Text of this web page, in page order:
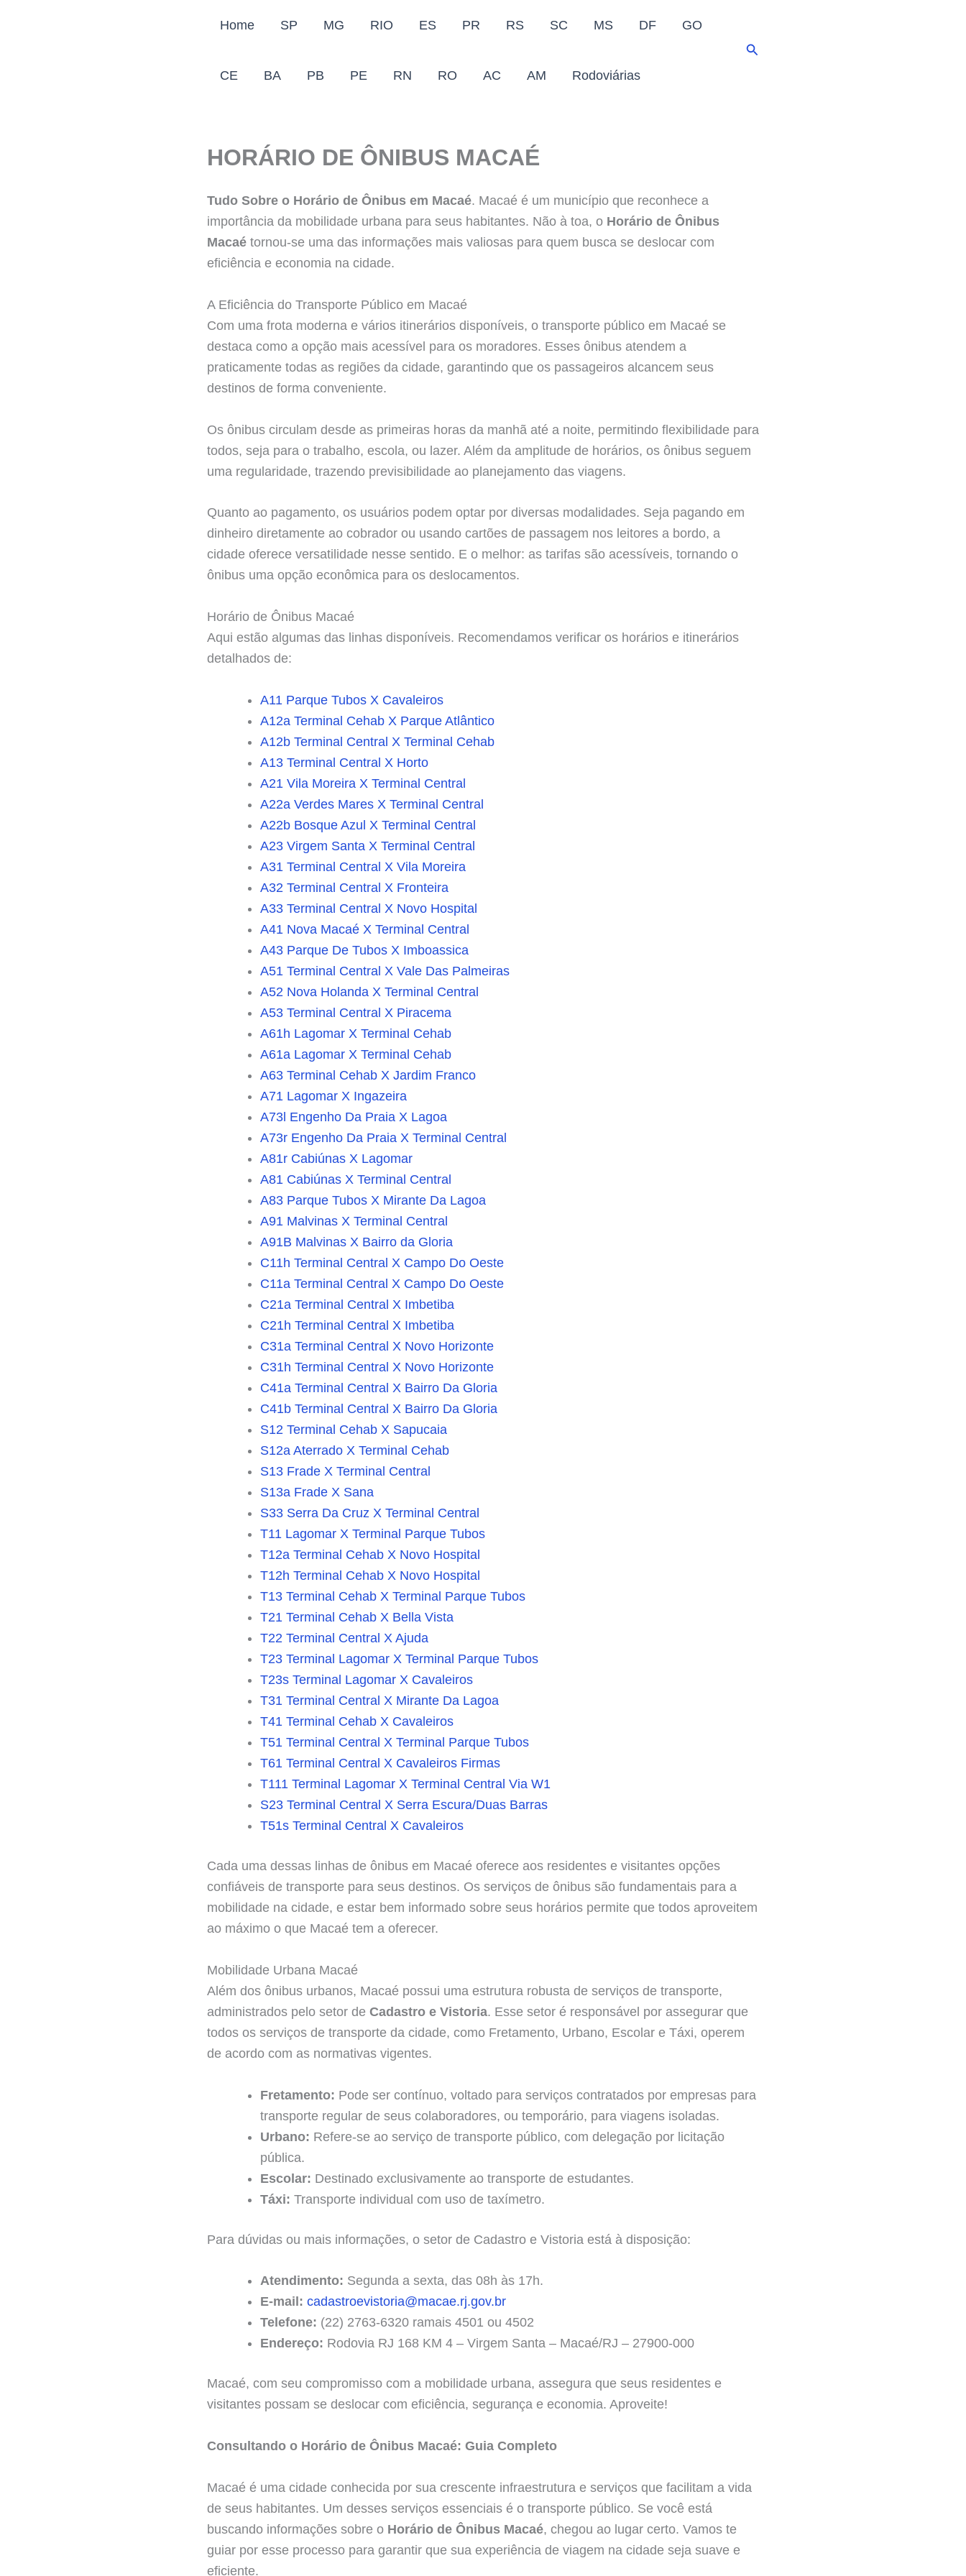
Home SP MG RIO ES PR RS SC MS DF GO
CE BA PB PE RN RO AC AM Rodoviárias
Pesquisar
HORÁRIO DE ÔNIBUS MACAÉ
Tudo Sobre o Horário de Ônibus em Macaé. Macaé é um município que reconhece a
importância da mobilidade urbana para seus habitantes. Não à toa, o Horário de Ônibus
Macaé tornou-se uma das informações mais valiosas para quem busca se deslocar com
eficiência e economia na cidade.
A Eficiência do Transporte Público em Macaé
Com uma frota moderna e vários itinerários disponíveis, o transporte público em Macaé se
destaca como a opção mais acessível para os moradores. Esses ônibus atendem a
praticamente todas as regiões da cidade, garantindo que os passageiros alcancem seus
destinos de forma conveniente.
Os ônibus circulam desde as primeiras horas da manhã até a noite, permitindo flexibilidade para
todos, seja para o trabalho, escola, ou lazer. Além da amplitude de horários, os ônibus seguem
uma regularidade, trazendo previsibilidade ao planejamento das viagens.
Quanto ao pagamento, os usuários podem optar por diversas modalidades. Seja pagando em
dinheiro diretamente ao cobrador ou usando cartões de passagem nos leitores a bordo, a
cidade oferece versatilidade nesse sentido. E o melhor: as tarifas são acessíveis, tornando o
ônibus uma opção econômica para os deslocamentos.
Horário de Ônibus Macaé
Aqui estão algumas das linhas disponíveis. Recomendamos verificar os horários e itinerários
detalhados de:
A11 Parque Tubos X Cavaleiros
A12a Terminal Cehab X Parque Atlântico
A12b Terminal Central X Terminal Cehab
A13 Terminal Central X Horto
A21 Vila Moreira X Terminal Central
A22a Verdes Mares X Terminal Central
A22b Bosque Azul X Terminal Central
A23 Virgem Santa X Terminal Central
A31 Terminal Central X Vila Moreira
A32 Terminal Central X Fronteira
A33 Terminal Central X Novo Hospital
A41 Nova Macaé X Terminal Central
A43 Parque De Tubos X Imboassica
A51 Terminal Central X Vale Das Palmeiras
A52 Nova Holanda X Terminal Central
A53 Terminal Central X Piracema
A61h Lagomar X Terminal Cehab
A61a Lagomar X Terminal Cehab
A63 Terminal Cehab X Jardim Franco
A71 Lagomar X Ingazeira
A73l Engenho Da Praia X Lagoa
A73r Engenho Da Praia X Terminal Central
A81r Cabiúnas X Lagomar
A81 Cabiúnas X Terminal Central
A83 Parque Tubos X Mirante Da Lagoa
A91 Malvinas X Terminal Central
A91B Malvinas X Bairro da Gloria
C11h Terminal Central X Campo Do Oeste
C11a Terminal Central X Campo Do Oeste
C21a Terminal Central X Imbetiba
C21h Terminal Central X Imbetiba
C31a Terminal Central X Novo Horizonte
C31h Terminal Central X Novo Horizonte
C41a Terminal Central X Bairro Da Gloria
C41b Terminal Central X Bairro Da Gloria
S12 Terminal Cehab X Sapucaia
S12a Aterrado X Terminal Cehab
S13 Frade X Terminal Central
S13a Frade X Sana
S33 Serra Da Cruz X Terminal Central
T11 Lagomar X Terminal Parque Tubos
T12a Terminal Cehab X Novo Hospital
T12h Terminal Cehab X Novo Hospital
T13 Terminal Cehab X Terminal Parque Tubos
T21 Terminal Cehab X Bella Vista
T22 Terminal Central X Ajuda
T23 Terminal Lagomar X Terminal Parque Tubos
T23s Terminal Lagomar X Cavaleiros
T31 Terminal Central X Mirante Da Lagoa
T41 Terminal Cehab X Cavaleiros
T51 Terminal Central X Terminal Parque Tubos
T61 Terminal Central X Cavaleiros Firmas
T111 Terminal Lagomar X Terminal Central Via W1
S23 Terminal Central X Serra Escura/Duas Barras
T51s Terminal Central X Cavaleiros
Cada uma dessas linhas de ônibus em Macaé oferece aos residentes e visitantes opções
confiáveis de transporte para seus destinos. Os serviços de ônibus são fundamentais para a
mobilidade na cidade, e estar bem informado sobre seus horários permite que todos aproveitem
ao máximo o que Macaé tem a oferecer.
Mobilidade Urbana Macaé
Além dos ônibus urbanos, Macaé possui uma estrutura robusta de serviços de transporte,
administrados pelo setor de Cadastro e Vistoria. Esse setor é responsável por assegurar que
todos os serviços de transporte da cidade, como Fretamento, Urbano, Escolar e Táxi, operem
de acordo com as normativas vigentes.
Fretamento: Pode ser contínuo, voltado para serviços contratados por empresas para
transporte regular de seus colaboradores, ou temporário, para viagens isoladas.
Urbano: Refere-se ao serviço de transporte público, com delegação por licitação
pública.
Escolar: Destinado exclusivamente ao transporte de estudantes.
Táxi: Transporte individual com uso de taxímetro.
Para dúvidas ou mais informações, o setor de Cadastro e Vistoria está à disposição:
Atendimento: Segunda a sexta, das 08h às 17h.
E-mail: cadastroevistoria@macae.rj.gov.br
Telefone: (22) 2763-6320 ramais 4501 ou 4502
Endereço: Rodovia RJ 168 KM 4 – Virgem Santa – Macaé/RJ – 27900-000
Macaé, com seu compromisso com a mobilidade urbana, assegura que seus residentes e
visitantes possam se deslocar com eficiência, segurança e economia. Aproveite!
Consultando o Horário de Ônibus Macaé: Guia Completo
Macaé é uma cidade conhecida por sua crescente infraestrutura e serviços que facilitam a vida
de seus habitantes. Um desses serviços essenciais é o transporte público. Se você está
buscando informações sobre o Horário de Ônibus Macaé, chegou ao lugar certo. Vamos te
guiar por esse processo para garantir que sua experiência de viagem na cidade seja suave e
eficiente.